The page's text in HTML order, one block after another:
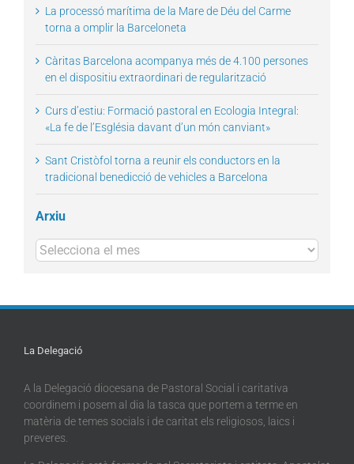
La processó marítima de la Mare de Déu del Carme
torna a omplir la Barceloneta
Càritas Barcelona acompanya més de 4.100 persones
en el dispositiu extraordinari de regularització
Curs d’estiu: Formació pastoral en Ecologia Integral:
«La fe de l’Església davant d’un món canviant»
Sant Cristòfol torna a reunir els conductors en la
tradicional benedicció de vehicles a Barcelona
Arxiu
Arxius
La Delegació
A la Delegació diocesana de Pastoral Social i caritativa
coordinem i posem al dia la tasca que portem a terme en
matèria de temes socials i de caritat els religiosos, laics i
preveres.